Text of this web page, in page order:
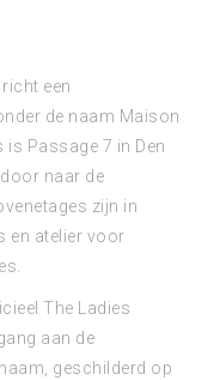
een
de naam Maison
is Passage 7 in Den
naar de
zijn in
en atelier voor
The Ladies
aan de
geschilderd op